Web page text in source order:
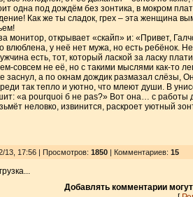
одна под дождём без зонтика, в мокром
Как же ты сладок, грех – эта женщина
монитор, открывает «скайп» и: «Привет,
влюблена, у неё нет мужа, но есть ребёнок.
есть, тот, который лаской за ласку
совсем не её, но с такими мыслями как-то
заснул, а по окнам дождик размазал слёзы,
так тепло и уютно, что млеют души. В
«а pourquoi б не pas?» Вот она… с работы
неловко, извинится, раскроет уютный
13, 17:56 | Просмотров: 1850| Комментариев: 15
Добавлять комментарии